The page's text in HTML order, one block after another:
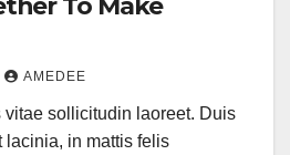
AMEDEE
sollicitudin laoreet. Duis
in mattis felis